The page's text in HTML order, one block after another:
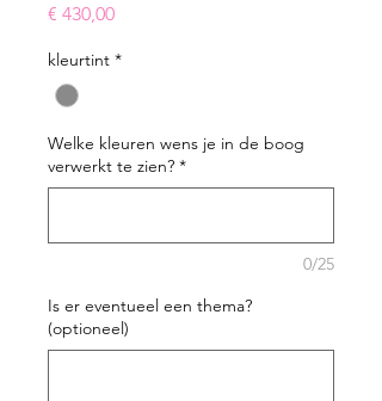
€ 430,00Prijs
kleurtint *
Welke kleuren wens je in de boog
verwerkt te zien? *
0/25
Is er eventueel een thema?
(optioneel)